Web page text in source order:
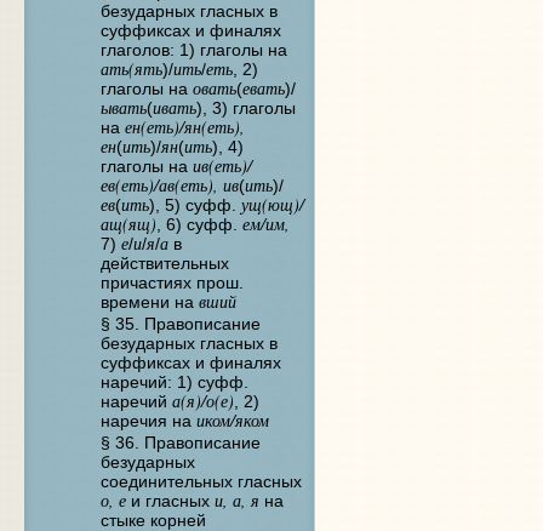
безударных гласных в
суффиксах и финалях
глаголов: 1) глаголы на
ать(ять)/ить/еть, 2)
глаголы на овать(евать)/
ывать(ивать), 3) глаголы
на ен(еть)/ян(еть),
ен(ить)/ян(ить), 4)
глаголы на ив(еть)/
ев(еть)/ав(еть), ив(ить)/
ев(ить), 5) суфф. ущ(ющ)/
ащ(ящ) , 6) суфф. ем/им,
7) е/и/я/ав
действительных
причастиях прош.
времени на вший
§ 35. Правописание
безударных гласных в
суффиксах и финалях
наречий: 1) суфф.
наречий а(я)/о(е) , 2)
наречия на иком/яком
§ 36. Правописание
безударных
соединительных гласных
о, еи гласных и, а, я на
стыке корней